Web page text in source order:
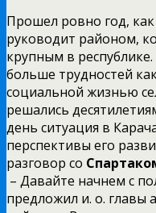
Прошел ровно год,
руководит районом,
крупным в
больше трудностей
социальной жизнью
решались
день ситуация в
перспективы его
разговор со
– Давайте начнем с
предложил и. о. главы